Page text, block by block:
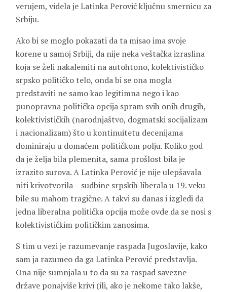
verujem, videla je Latinka Perović ključnu smernicu za
Srbiju.
Ako bi se moglo pokazati da ta misao ima svoje
korene u samoj Srbiji, da nije neka veštačka izraslina
koja se želi nakalemiti na autohtono, kolektivističko
srpsko političko telo, onda bi se ona mogla
predstaviti ne samo kao legitimna nego i kao
punopravna politička opcija spram svih onih drugih,
kolektivističkih (narodnjaštvo, dogmatski socijalizam
i nacionalizam) što u kontinuitetu decenijama
dominiraju u domaćem političkom polju. Koliko god
da je želja bila plemenita, sama prošlost bila je
izrazito surova. A Latinka Perović je nije ulepšavala
niti krivotvorila – sudbine srpskih liberala u 19. veku
bile su mahom tragične. A takvi su danas i izgledi da
jedna liberalna politička opcija može ovde da se nosi s
kolektivističkim političkim zanosima.
S tim u vezi je razumevanje raspada Jugoslavije, kako
sam ja razumeo da ga Latinka Perović predstavlja.
Ona nije sumnjala u to da su za raspad savezne
države ponajviše krivi (ili, ako je nekome tako lakše,